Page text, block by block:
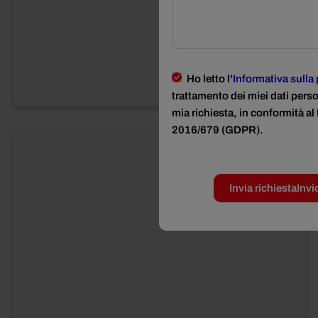
Ho letto l'Informativa sulla
trattamento dei miei dati
mia richiesta, in conformità al
2016/679 (GDPR).
Invia richiesta